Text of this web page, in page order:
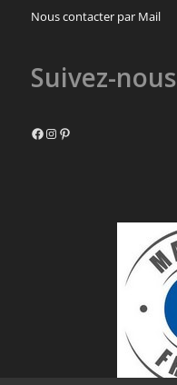
Nous contacter par Mail
Suivez-nous